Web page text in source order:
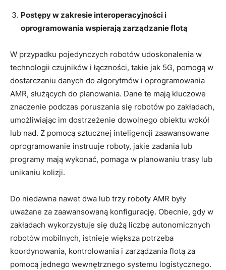
Postępy w zakresie interoperacyjności i
oprogramowania wspierają zarządzanie flotą
W przypadku pojedynczych robotów udoskonalenia w
technologii czujników i łączności, takie jak 5G, pomogą w
dostarczaniu danych do algorytmów i oprogramowania
AMR, służących do planowania. Dane te mają kluczowe
znaczenie podczas poruszania się robotów po zakładach,
umożliwiając im dostrzeżenie dowolnego obiektu wokół
lub nad. Z pomocą sztucznej inteligencji zaawansowane
oprogramowanie instruuje roboty, jakie zadania lub
programy mają wykonać, pomaga w planowaniu trasy lub
unikaniu kolizji.
Do niedawna nawet dwa lub trzy roboty AMR były
uważane za zaawansowaną konfigurację. Obecnie, gdy w
zakładach wykorzystuje się dużą liczbę autonomicznych
robotów mobilnych, istnieje większa potrzeba
koordynowania, kontrolowania i zarządzania flotą za
pomocą jednego wewnętrznego systemu logistycznego.